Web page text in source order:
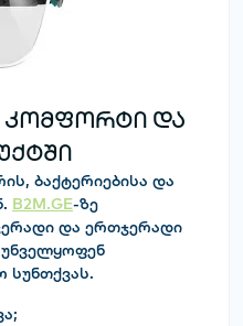
კომფორტი და
ბაქტერიებისა და
B2M.GE-ზე
და ერთჯერადი
სუნთქვას.